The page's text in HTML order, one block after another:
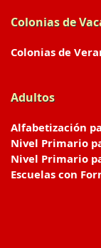
Colonias de
Colonias de
Adultos
Alfabetización
Nivel Primario
Nivel Primario
Escuelas con